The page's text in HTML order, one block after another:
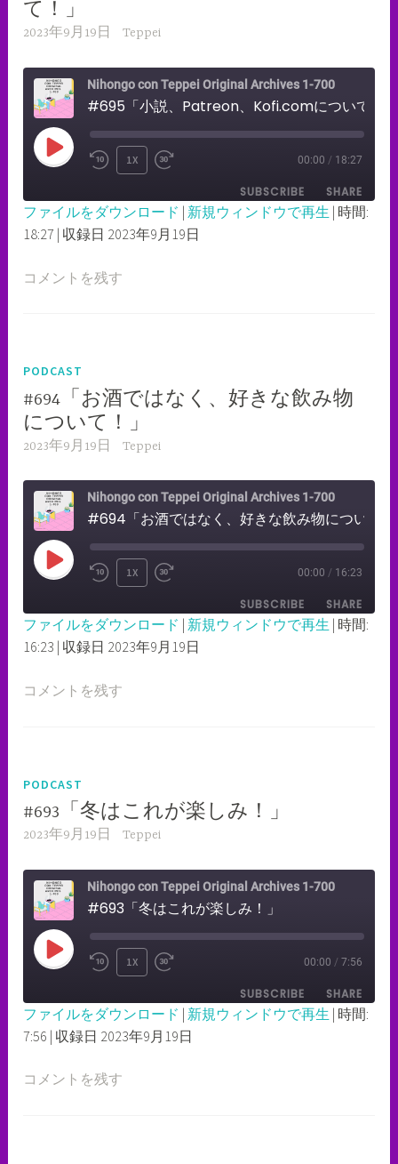
て！」
2023年9月19日 Teppei
Nihongo con Teppei Original Archives 1-700
PLAY
REWIND
10
SECONDS
1X
FAST
FORWARD
30
00:00 / 18:27
SUBSCRIBE SHARE
SHARE
LINK
ファイルをダウンロード | 新規ウィンドウで再生 | 時間:
18:27 | 収録日 2023年9月19日
コメントを残す
PODCAST
#694「お酒ではなく、好きな飲み物
について！」
2023年9月19日 Teppei
Nihongo con Teppei Original Archives 1-700
PLAY
REWIND
10
SECONDS
1X
FAST
FORWARD
30
00:00 / 16:23
SUBSCRIBE SHARE
SHARE
LINK
ファイルをダウンロード | 新規ウィンドウで再生 | 時間:
16:23 | 収録日 2023年9月19日
コメントを残す
PODCAST
#693「冬はこれが楽しみ！」
2023年9月19日 Teppei
Nihongo con Teppei Original Archives 1-700
#693「冬はこれが楽しみ！」
PLAY
REWIND
10
SECONDS
1X
FAST
FORWARD
30
00:00 / 7:56
SUBSCRIBE SHARE
SHARE
LINK
ファイルをダウンロード | 新規ウィンドウで再生 | 時間:
7:56 | 収録日 2023年9月19日
コメントを残す